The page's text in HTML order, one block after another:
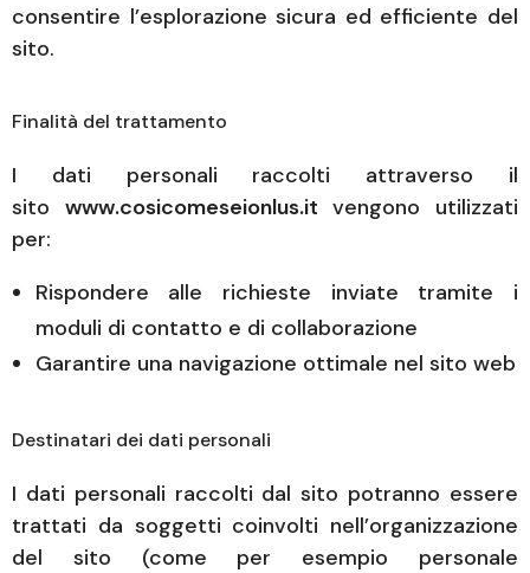
consentire l’esplorazione sicura ed efficiente del
sito.
Finalità del trattamento
I dati personali raccolti attraverso il
sito www.cosicomeseionlus.it vengono utilizzati
per:
Rispondere alle richieste inviate tramite i
moduli di contatto e di collaborazione
Garantire una navigazione ottimale nel sito web
Destinatari dei dati personali
I dati personali raccolti dal sito potranno essere
trattati da soggetti coinvolti nell’organizzazione
del sito (come per esempio personale